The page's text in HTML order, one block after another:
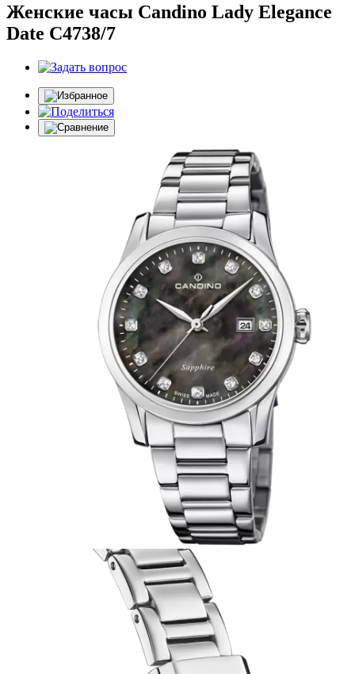
Женские часы Candino Lady Elegance
Date C4738/7